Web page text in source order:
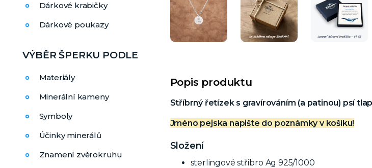
Dárkové krabičky
Dárkové poukazy
VÝBĚR ŠPERKU PODLE
Materiály
Minerální kameny
Symboly
Účinky minerálů
Znamení zvěrokruhu
Popis produktu
Stříbrný řetízek s gravírováním (a patinou) psí
Jméno pejska napište do poznámky v košíku!
Složení
sterlingové stříbro Ag 925/1000